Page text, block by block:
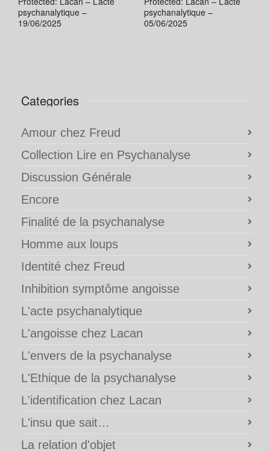
psychanalytique –
19/06/2025
psychanalytique –
05/06/2025
Categories
Amour chez Freud
Collection Lire en Psychanalyse
Discussion Générale
Encore
Finalité de la psychanalyse
Homme aux loups
Identité chez Freud
Inhibition symptôme angoisse
L'acte psychanalytique
L'angoisse chez Lacan
L'envers de la psychanalyse
L'Ethique de la psychanalyse
L'identification chez Lacan
L'insu que sait…
La relation d'objet